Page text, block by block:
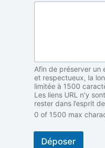
s
o
n
a
n
c
A
Afin de préserver un
et respectueux, la
limitée à 1500
Les liens URL n’y
rester dans l’esprit
0 of 1500 max
Déposer